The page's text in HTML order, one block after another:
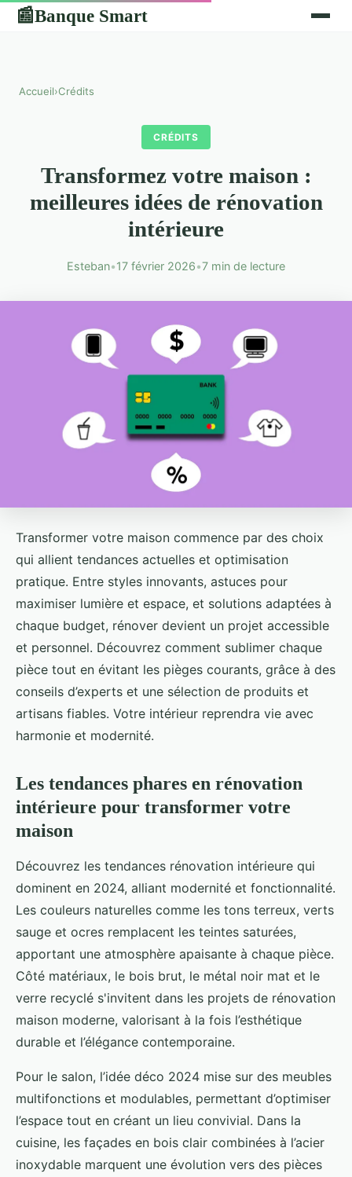
📰Banque Smart
Accueil›Crédits
CRÉDITS
Transformez votre maison :
meilleures idées de rénovation
intérieure
Esteban•17 février 2026•7 min de lecture
Transformer votre maison commence par des choix
qui allient tendances actuelles et optimisation
pratique. Entre styles innovants, astuces pour
maximiser lumière et espace, et solutions adaptées à
chaque budget, rénover devient un projet accessible
et personnel. Découvrez comment sublimer chaque
pièce tout en évitant les pièges courants, grâce à des
conseils d’experts et une sélection de produits et
artisans fiables. Votre intérieur reprendra vie avec
harmonie et modernité.
Les tendances phares en rénovation
intérieure pour transformer votre
maison
Découvrez les tendances rénovation intérieure qui
dominent en 2024, alliant modernité et fonctionnalité.
Les couleurs naturelles comme les tons terreux, verts
sauge et ocres remplacent les teintes saturées,
apportant une atmosphère apaisante à chaque pièce.
Côté matériaux, le bois brut, le métal noir mat et le
verre recyclé s'invitent dans les projets de rénovation
maison moderne, valorisant à la fois l’esthétique
durable et l’élégance contemporaine.
Pour le salon, l’idée déco 2024 mise sur des meubles
multifonctions et modulables, permettant d’optimiser
l’espace tout en créant un lieu convivial. Dans la
cuisine, les façades en bois clair combinées à l’acier
inoxydable marquent une évolution vers des pièces